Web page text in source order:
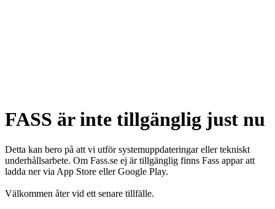
FASS är inte tillgänglig just nu
Detta kan bero på att vi utför systemuppdateringar eller tekniskt
underhållsarbete. Om Fass.se ej är tillgänglig finns Fass appar att
ladda ner via App Store eller Google Play.
Välkommen åter vid ett senare tillfälle.